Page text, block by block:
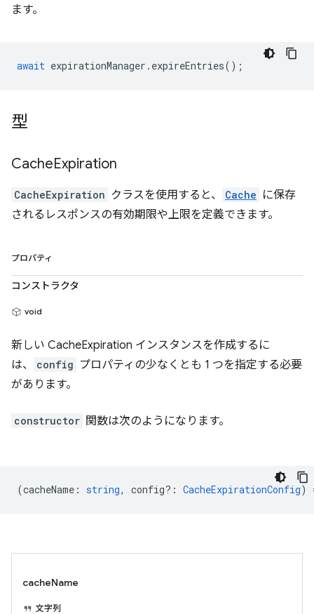
ます。
await expirationManager . expireEntries();
型
CacheExpiration
CacheExpiration クラスを使用すると、 Cache に保存
されるレスポンスの有効期限や上限を定義できます。
プロパティ
コンストラクタ
void
新しい CacheExpiration インスタンスを作成するに
は、
config プロパティの少なくとも 1 つを指定する必要
があります。
constructor 関数は次のようになります。
(cacheName : string, config? : CacheExpirationConfig)
cacheName
文字列